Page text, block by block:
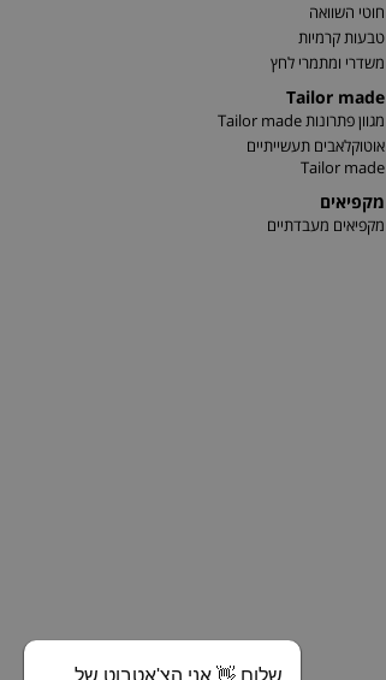
חוטי השוואה
טבעות קרמיות
משדרי ומתמרי לחץ
Tailor made
מגוון פתרונות Tailor made
אוטוקלאבים תעשייתיים
Tailor made
מקפיאים
מקפיאים מעבדתיים
שלום 👋 אני הצ'אטבוט של